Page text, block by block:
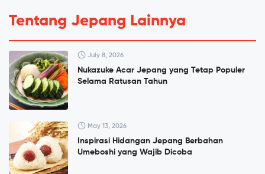
Tentang Jepang Lainnya
July 8, 2026
Nukazuke Acar Jepang yang Tetap Populer
Selama Ratusan Tahun
May 13, 2026
Inspirasi Hidangan Jepang Berbahan
Umeboshi yang Wajib Dicoba